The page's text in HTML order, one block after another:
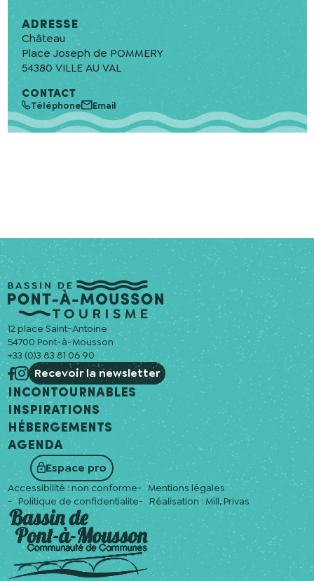
Adresse
Château
Place Joseph de POMMERY
54380 VILLE AU VAL
CONTACT
Téléphone Email
12 place Saint-Antoine
54700 Pont-à-Mousson
+33 (0)3 83 81 06 90
Recevoir la newsletter
Incontournables
Inspirations
Hébergements
Agenda
Espace pro
Accessibilité : non conforme
Mentions légales
Politique de confidentialite
Réalisation : Mill, Privas